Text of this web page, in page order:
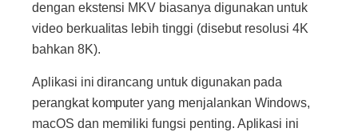
dengan ekstensi MKV biasanya digunakan untuk
video berkualitas lebih tinggi (disebut resolusi 4K
bahkan 8K).
Aplikasi ini dirancang untuk digunakan pada
perangkat komputer yang menjalankan Windows,
macOS dan memiliki fungsi penting. Aplikasi ini